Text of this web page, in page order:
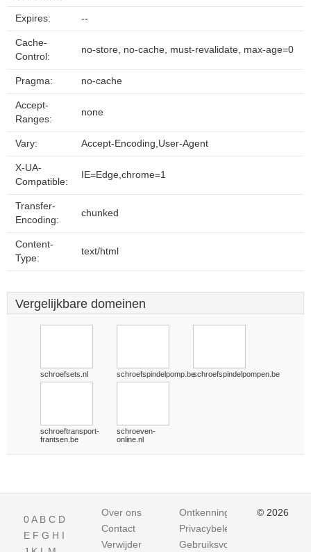
Expires: --
Cache-
Control:
no-store, no-cache, must-revalidate, max-age=0
Pragma: no-cache
Accept-
Ranges:
none
Vary: Accept-Encoding,User-Agent
X-UA-
Compatible:
IE=Edge,chrome=1
Transfer-
Encoding:
chunked
Content-
Type:
text/html
Vergelijkbare domeinen
schroefsets.nl schroefspindelpomp.beschroefspindelpompen.be
schroeftransport-
frantsen.be
schroeven-
online.nl
0A B C D
E F G H I
Over ons
Contact
Verwijder
Ontkenning
Privacybeleid
Gebruiksvoorwaarden
© 2026